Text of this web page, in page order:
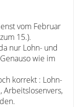
vom Februar
15.).
nur Lohn- und
wie im
korrekt : Lohn-
Arbeitslosenvers,